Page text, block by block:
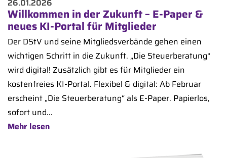
26.01.2026
Willkommen in der Zukunft – E-Paper &
neues KI-Portal für Mitglieder
Der DStV und seine Mitgliedsverbände gehen einen
wichtigen Schritt in die Zukunft. „Die Steuerberatung“
wird digital! Zusätzlich gibt es für Mitglieder ein
kostenfreies KI-Portal. Flexibel & digital: Ab Februar
erscheint „Die Steuerberatung“ als E-Paper. Papierlos,
sofort und...
Mehr lesen